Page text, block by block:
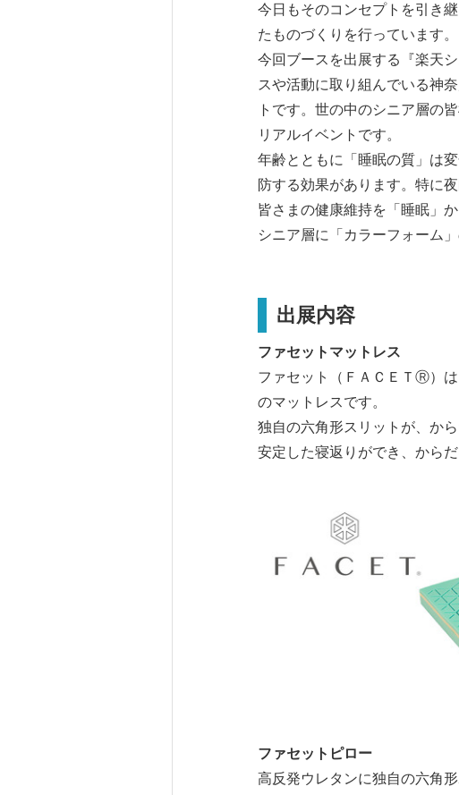
今日もそのコンセプトを引き
たものづくりを行っています。
今回ブースを出展する『楽天
スや活動に取り組んでいる神
トです。世の中のシニア層の
リアルイベントです。
年齢とともに「睡眠の質」は
防する効果があります。特に
皆さまの健康維持を「睡眠」
シニア層に「カラーフォーム
出展内容
ファセットマットレス
ファセット（ＦＡＣＥＴⓇ）
のマットレスです。
独自の六角形スリットが、か
安定した寝返りができ、から
ファセットピロー
高反発ウレタンに独自の六角